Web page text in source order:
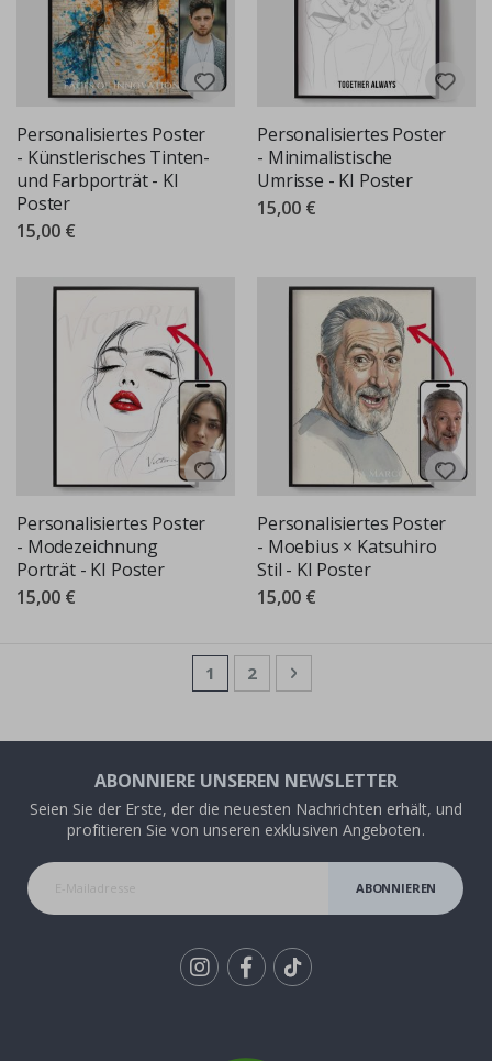
Personalisiertes Poster
- Künstlerisches Tinten-
und Farbporträt - KI
Poster
15,00 €
Personalisiertes Poster
- Minimalistische
Umrisse - KI Poster
15,00 €
Personalisiertes Poster
- Modezeichnung
Porträt - KI Poster
15,00 €
Personalisiertes Poster
- Moebius × Katsuhiro
Stil - KI Poster
15,00 €
Seite
Sie lesen gerade die Seite
1 Seite
2 Seite
Weiter
ABONNIERE UNSEREN NEWSLETTER
Seien Sie der Erste, der die neuesten Nachrichten erhält, und
profitieren Sie von unseren exklusiven Angeboten.
ABONNIEREN